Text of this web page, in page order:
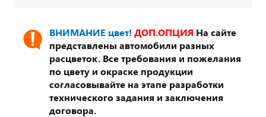
ВНИМАНИЕ цвет! ДОП.ОПЦИЯ На сайте
представлены автомобили разных
расцветок. Все требования и пожелания
по цвету и окраске продукции
согласовывайте на этапе разработки
технического задания и заключения
договора.